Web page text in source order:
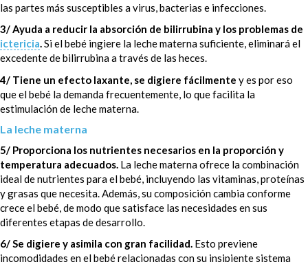
las partes más susceptibles a virus, bacterias e infecciones.
3/ Ayuda a reducir la absorción de bilirrubina y los problemas de
ictericia.Si el bebé ingiere la leche materna suficiente, eliminará el
excedente de bilirrubina a través de las heces.
4/ Tiene un efecto laxante, se digiere fácilmente y es por eso
que el bebé la demanda frecuentemente, lo que facilita la
estimulación de leche materna.
La leche materna
5/ Proporciona los nutrientes necesarios en la proporción y
temperatura adecuados. La leche materna ofrece la combinación
ideal de nutrientes para el bebé, incluyendo las vitaminas, proteínas
y grasas que necesita. Además, su composición cambia conforme
crece el bebé, de modo que satisface las necesidades en sus
diferentes etapas de desarrollo.
6/ Se digiere y asimila con gran facilidad. Esto previene
incomodidades en el bebé relacionadas con su insipiente sistema